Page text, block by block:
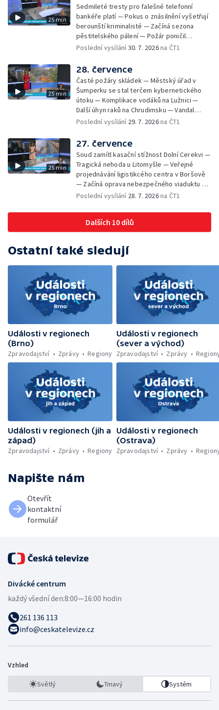
Zájem o obytné vozy roste — Praha má
novou servisní loď — Vidická samoobslužná
prodejna si na provoz vydělá — U jezera
Most začíná festival Let It Roll — Vyvrcholil
bouřkový neboli jelení úplněk — Kanoistka
25 min
Sedmileté tresty pro falešné telefonní
bankéře platí — Pokus o znásilnění vyšetřují
berounští kriminalisté — Začíná sezona
pěstitelského pálení — Požár poničil
historickou vilu Marta v Písku — Končí Letní
odpad — Nedostatek vody na Hracholuskách
— Příprava nového plavebního stupně v
Děčíně — Biokoridor pro užovku stromovou
— Záchrana liblického vysílače — První
koncert Diany Ross v Česku — Výroba
obrněných vozidel CV90 — Biokoridor pod
vedením vysokého napětí
Poslední vysílání30. 7. 2026na ČT1
25 min
28. července
Časté požáry skládek — Městský úřad v
Šumperku se stal terčem kybernetického
útoku — Komplikace vodáků na Lužnici —
Další úhyn raků na Chrudimsku — Vandal
poškodil okna na Ještědu — Lvice Elza má
defibrilátorů — 194 km/h po dálnici D6 —
Problém s likvidací kadmia — Vězni na
Frýdlantsku čistí koryto potoka — Antikolizní
systém tramvají Škoda 40T — Praha má šanci
na rekordní turistickou sezonu — Začíná
festival PernštejnLove v Pardubicích — Jelen
albín na Litoměřicku — Čeští vědci se
Poslední vysílání 29. 7. 2026na ČT1
25 min
27. července
Soud zamítl kasační stížnost Dolní Cerekvi —
Tragická nehoda u Litomyšle — Veřejné
projednávání ligistikcého centra v Boršově
— Začíná oprava nebezpečného viaduktu v
Klatovech — Pražská koalice o zásahu na
na Českolipsku — Úřednice na pachatele
napojená nebyla — Nižší zájem o Novou
zelenou úsporám — Problémy řidičů v
lesa u Velhartic — Další rozsáhlý lesní požár
Náchodsku — Znovuotevření rozhledny na
Libíně — Obchvat Náchoda je zhruba v
polovině — Požár v kempu na Pardubicku —
Wonkův most po rekonstrukci — Letiště
Václava Havla odbavilo 8 milionů cestujících
— V Plzni přibývá nelegálních graffiti
Poslední vysílání 28. 7. 2026na ČT1
Dalších 10 dílů
Ostatní také sledují
Události v regionech
(Brno)
Zpravodajství
Zprávy Regiony
Události v regionech
(sever a východ)
Zpravodajství
Zprávy
Události v regionech (jih a
západ)
Zpravodajství
Zprávy Regiony
Události v regionech
(Ostrava)
Zpravodajství
Zprávy
Napište nám
Otevřít
kontaktní
formulář
Divácké centrum
každý všední den:8:00—16:00 hodin
261 136 113
info@ceskatelevize.cz
Vzhled
Světlý Tmavý Systém